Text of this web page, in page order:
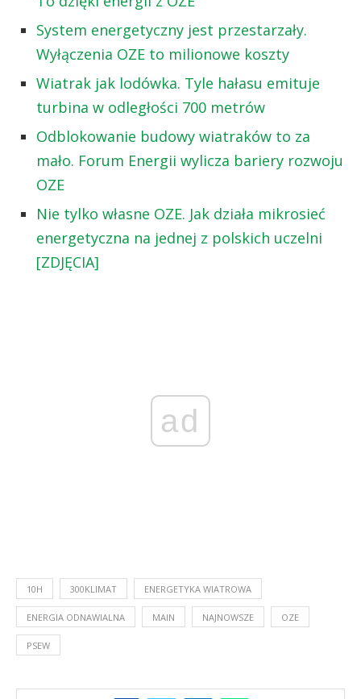
System energetyczny jest przestarzały.
Wyłączenia OZE to milionowe koszty
Wiatrak jak lodówka. Tyle hałasu emituje
turbina w odległości 700 metrów
Odblokowanie budowy wiatraków to za
mało. Forum Energii wylicza bariery rozwoju
OZE
Nie tylko własne OZE. Jak działa mikrosieć
energetyczna na jednej z polskich uczelni
[ZDJĘCIA]
ad
10H 300KLIMAT ENERGETYKA WIATROWA
ENERGIA ODNAWIALNA MAIN NAJNOWSZE OZE
PSEW